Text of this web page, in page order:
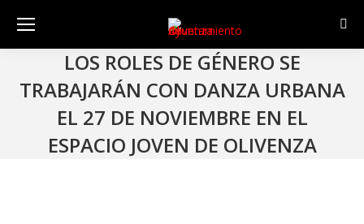
LOS ROLES DE GÉNERO SE
TRABAJARÁN CON DANZA URBANA
EL 27 DE NOVIEMBRE EN EL
ESPACIO JOVEN DE OLIVENZA